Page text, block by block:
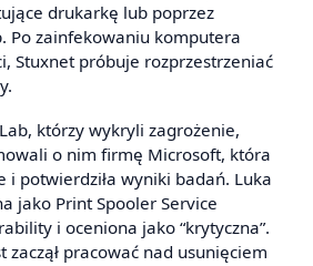
drukarkę lub poprzez
Po zainfekowaniu komputera
Stuxnet próbuje rozprzestrzeniać
którzy wykryli zagrożenie,
o nim firmę Microsoft, która
i potwierdziła wyniki badań. Luka
jako Print Spooler Service
i oceniona jako “krytyczna”.
pracować nad usunięciem